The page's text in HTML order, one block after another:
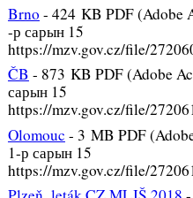
Brno - 424 KB PDF (Adobe
-р сарын 15
https://mzv.gov.cz/file/
ČB - 873 KB PDF (Adobe
сарын 15
https://mzv.gov.cz/file/
Olomouc - 3 MB PDF
1-р сарын 15
https://mzv.gov.cz/file/